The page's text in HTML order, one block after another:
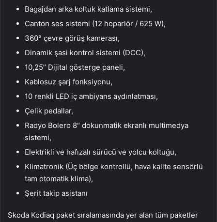
Bagajdan arka koltuk katlama sistemi,
Canton ses sistemi (12 hoparlör / 625 W),
360° çevre görüş kamerası,
Dinamik şasi kontrol sistemi (DCC),
10,25’’ Dijital gösterge paneli,
Kablosuz şarj fonksiyonu,
10 renkli LED iç ambiyans aydınlatması,
Çelik pedallar,
Radyo Bolero 8″ dokunmatik ekranlı multimedya
sistemi,
Elektrikli ve hafızalı sürücü ve yolcu koltuğu,
Klimatronik (Üç bölge kontrollü, hava kalite sensörlü
tam otomatik klima),
​Şerit takip asistanı
Skoda Kodiaq paket sıralamasında yer alan tüm paketler